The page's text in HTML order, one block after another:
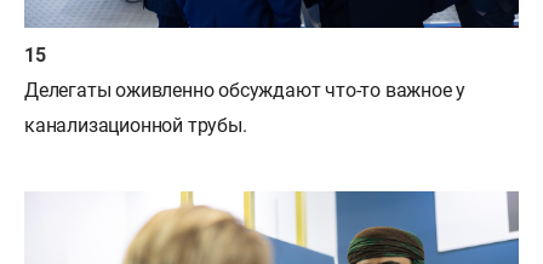
Делегаты оживленно обсуждают что-то важное у
канализационной трубы.